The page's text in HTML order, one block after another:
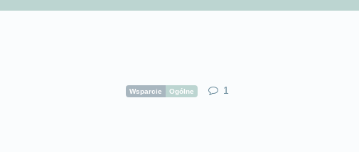
Wsparcie Ogólne 1